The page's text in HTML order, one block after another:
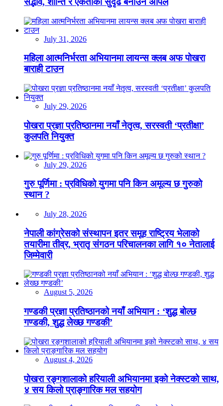
July 31, 2026
महिला आत्मनिर्भरता अभियानमा लायन्स क्लब अफ पोखरा
बाराही टाउन
July 29, 2026
पोखरा प्रज्ञा प्रतिष्ठानमा नयाँ नेतृत्व, सरस्वती ‘प्रतीक्षा’
कुलपति नियुक्त
July 29, 2026
गुरु पूर्णिमा : प्रविधिको युगमा पनि किन अमूल्य छ गुरुको
स्थान ?
July 28, 2026
नेपाली कांग्रेसको संस्थापन इतर समूह राष्ट्रिय भेलाको
तयारीमा तीव्र, भ्रातृ संगठन परिचालनका लागि १० नेतालाई
जिम्मेवारी
August 5, 2026
गण्डकी प्रज्ञा प्रतिष्ठानको नयाँ अभियान : ‘शुद्ध बोल्छ
गण्डकी, शुद्ध लेख्छ गण्डकी’
August 4, 2026
पोखरा रङ्गशालाको हरियाली अभियानमा इको नेक्स्टको साथ,
४ सय किलो प्राङ्गारिक मल सहयोग